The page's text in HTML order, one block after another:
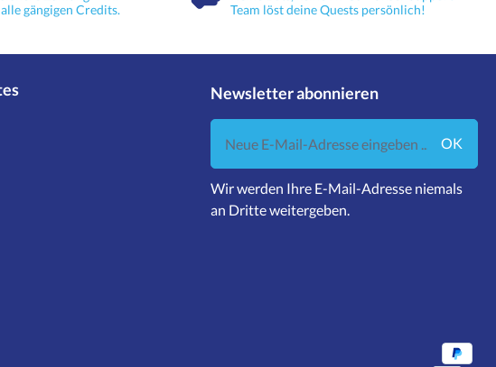
gängigen Credits.
Team löst deine Quests persönlich!
Newsletter abonnieren
Neue E-Mail-Adresse eingeben ...
OK
Wir werden Ihre E-Mail-Adresse niemals
an Dritte weitergeben.